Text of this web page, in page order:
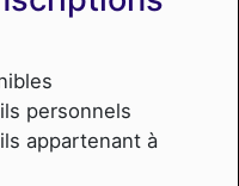
personnels
appartenant à